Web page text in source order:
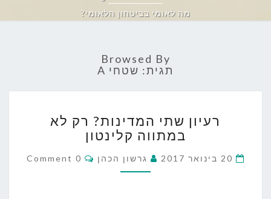
מה לאומי בביטחון הלאומי?
Browsed By
תגית: שטחי A
שתי
המדינות?
לא
רעיון שתי המדינות? רק לא
במתווה קלינטון
20 בינואר 2017 גרשון הכהן Comments
0 Comment